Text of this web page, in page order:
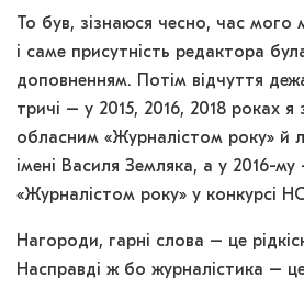
То був, зізнаюся чесно, час мого
і саме присутність редактора
доповненням. Потім відчуття
тричі – у 2015, 2016, 2018 роках я
обласним «Журналістом року» й
імені Василя Земляка, а у 2016-
«Журналістом року» у конкурсі
Нагороди, гарні слова – це
Насправді ж бо журналістика –